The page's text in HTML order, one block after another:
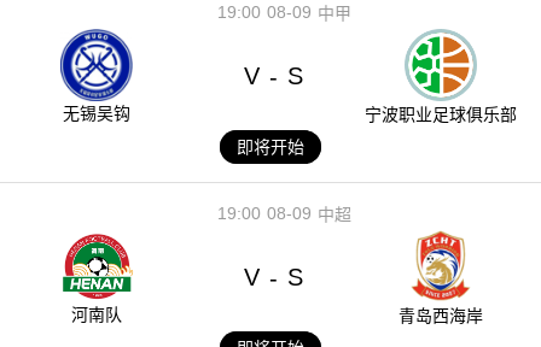
08-09
19:00 中甲
无锡吴钩
V - S
宁波职业足球俱乐部
即将开始
08-09
19:00 中超
河南队
V - S
青岛西海岸